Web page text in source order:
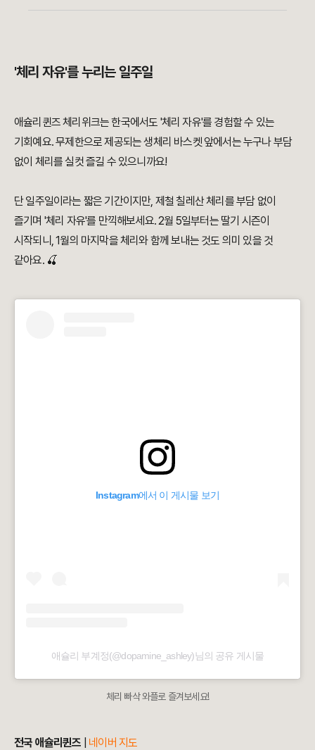
'체리 자유'를 누리는 일주일
애슐리퀸즈 체리위크는 한국에서도 '체리 자유'를 경험할 수 있는
기회예요. 무제한으로 제공되는 생체리 바스켓 앞에서는 누구나 부담
없이 체리를 실컷 즐길 수 있으니까요!
단 일주일이라는 짧은 기간이지만, 제철 칠레산 체리를 부담 없이
즐기며 '체리 자유'를 만끽해보세요. 2월 5일부터는 딸기 시즌이
시작되니, 1월의 마지막을 체리와 함께 보내는 것도 의미 있을 것
같아요. 🍒
Instagram에서 이 게시물 보기
애슐리 부계정(@dopamine_ashley)님의 공유 게시물
체리 빠삭 와플로 즐겨보세요!
전국 애슐리퀸즈 네이버 지도